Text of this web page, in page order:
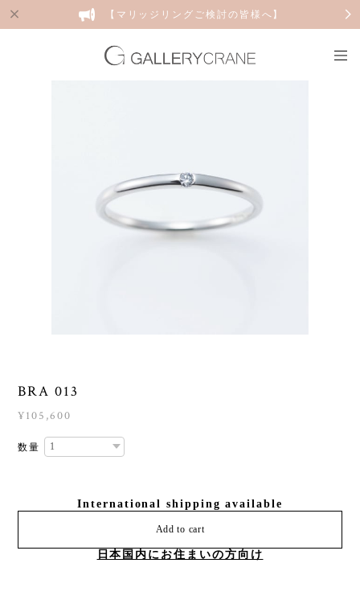
【マリッジリングご検討の皆様へ】
BRA 013
¥105,600
数量
International shipping available
Add to cart
日本国内にお住まいの方向け